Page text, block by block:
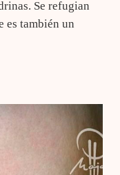
Se refugian
es también un